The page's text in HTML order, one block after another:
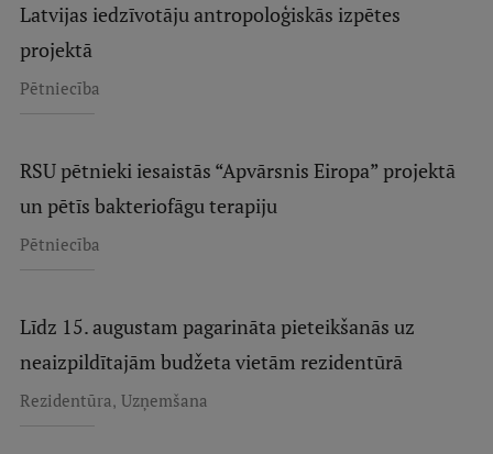
Latvijas iedzīvotāju antropoloģiskās izpētes
projektā
Pētniecība
RSU pētnieki iesaistās “Apvārsnis Eiropa” projektā
un pētīs bakteriofāgu terapiju
Pētniecība
Līdz 15. augustam pagarināta pieteikšanās uz
neaizpildītajām budžeta vietām rezidentūrā
Rezidentūra, Uzņemšana